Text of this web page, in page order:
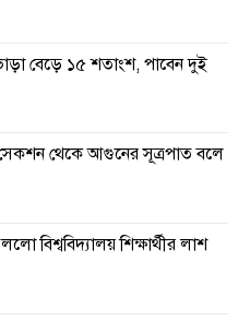
বেড়ে ১৫ শতাংশ, পাবেন দুই
থেকে আগুনের সূত্রপাত বলে
বিশ্ববিদ্যালয় শিক্ষার্থীর লাশ